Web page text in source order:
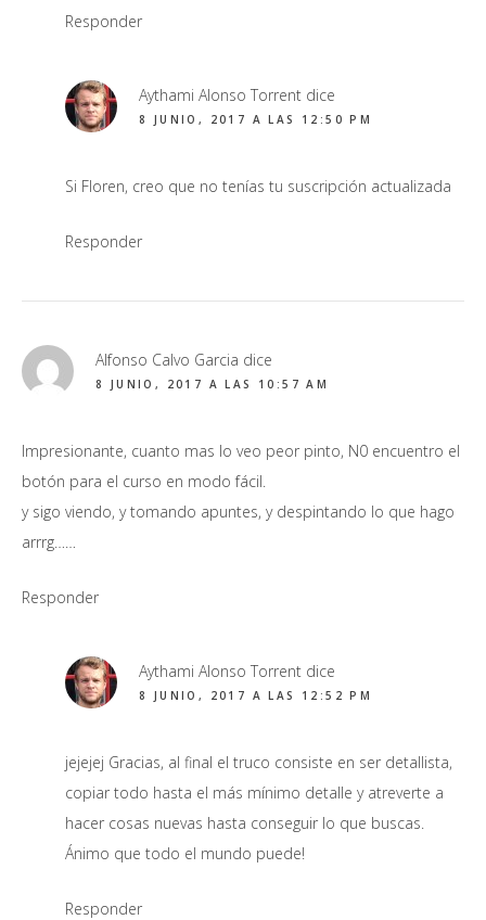
Responder
Aythami Alonso Torrent dice
8 JUNIO, 2017 A LAS 12:50 PM
Si Floren, creo que no tenías tu suscripción actualizada
Responder
Alfonso Calvo Garcia dice
8 JUNIO, 2017 A LAS 10:57 AM
Impresionante, cuanto mas lo veo peor pinto, N0 encuentro el
botón para el curso en modo fácil.
y sigo viendo, y tomando apuntes, y despintando lo que hago
arrrg……
Responder
Aythami Alonso Torrent dice
8 JUNIO, 2017 A LAS 12:52 PM
jejejej Gracias, al final el truco consiste en ser detallista,
copiar todo hasta el más mínimo detalle y atreverte a
hacer cosas nuevas hasta conseguir lo que buscas.
Ánimo que todo el mundo puede!
Responder